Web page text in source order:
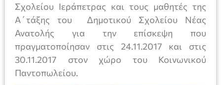
Σχολείου Ιεράπετρας και τους μαθητές της
Α΄τάξης του Δημοτικού Σχολείου Νέας
Ανατολής για την επίσκεψη που
πραγματοποίησαν στις 24.11.2017 και στις
30.11.2017 στον χώρο του Κοινωνικού
Παντοπωλείου.